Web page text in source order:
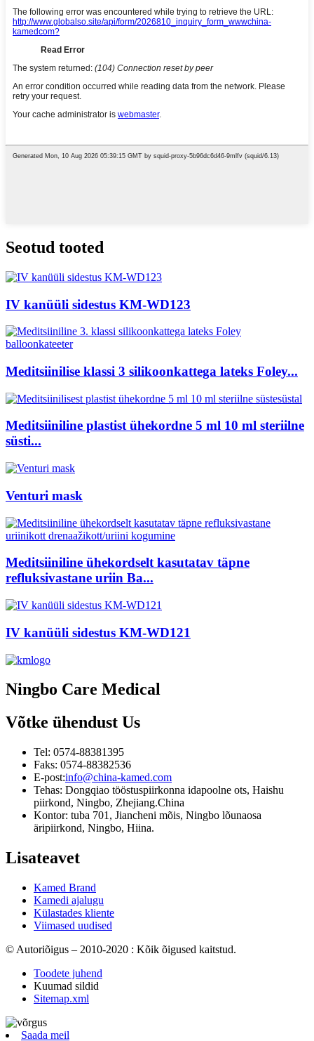
Seotud tooted
IV kanüüli sidestus KM-WD123
Meditsiinilise klassi 3 silikoonkattega lateks Foley...
Meditsiiniline plastist ühekordne 5 ml 10 ml steriilne
süsti...
Venturi mask
Meditsiiniline ühekordselt kasutatav täpne
refluksivastane uriin Ba...
IV kanüüli sidestus KM-WD121
Ningbo Care Medical
Võtke ühendust Us
Tel: 0574-88381395
Faks: 0574-88382536
E-post:info@china-kamed.com
Tehas: Dongqiao tööstuspiirkonna idapoolne ots, Haishu
piirkond, Ningbo, Zhejiang.China
Kontor: tuba 701, Jiancheni mõis, Ningbo lõunaosa
äripiirkond, Ningbo, Hiina.
Lisateavet
Kamed Brand
Kamedi ajalugu
Külastades kliente
Viimased uudised
© Autoriõigus – 2010-2020 : Kõik õigused kaitstud.
Toodete juhend
Kuumad sildid
Sitemap.xml
Saada meil